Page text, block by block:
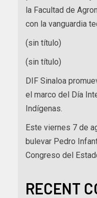
la Facultad de
con la vanguardia
(sin título)
(sin título)
DIF Sinaloa
el marco del Día
Indígenas.
Este viernes 7 de
bulevar Pedro
Congreso del
RECENT